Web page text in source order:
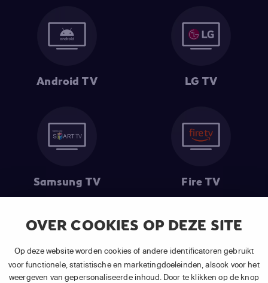
OVER COOKIES OP DEZE SITE
Op deze website worden cookies of andere identificatoren gebruikt
voor functionele, statistische en marketingdoeleinden, alsook voor het
weergeven van gepersonaliseerde inhoud. Door te klikken op de knop
Android TV LG TV
Samsung TV Fire TV
(1) De eerste 30 dagen gratis: Geldig op alle nieuwe abonnementen
van APP TV Light, Basic of Plus.
(2) Prijs abonnement : Incl. BTW.